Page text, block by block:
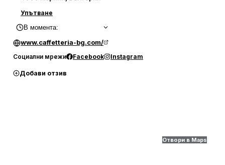
Упътване
В момента:
www.caffetteria-bg.com/
Социални мрежи Facebook Instagram
Добави отзив
Отвори в Maps